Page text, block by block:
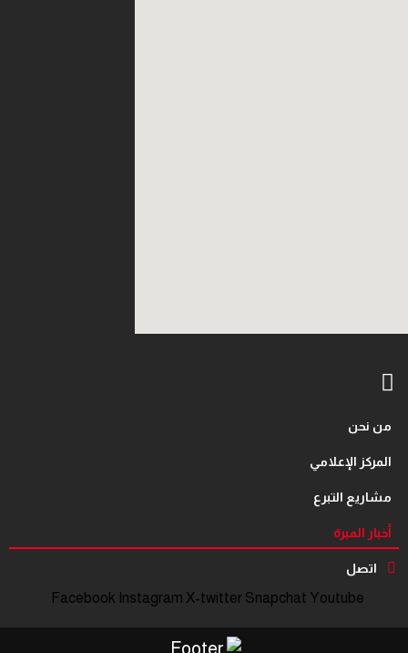
من نحن
المركز الإعلامي
مشاريع التبرع
أخبار المبرة
اتصل
Facebook Instagram X-twitter Snapchat Youtube